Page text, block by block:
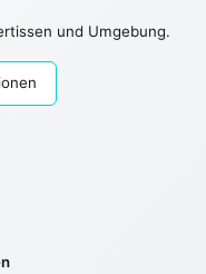
und Umgebung.